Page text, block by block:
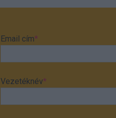
Email cím*
Vezetéknév*